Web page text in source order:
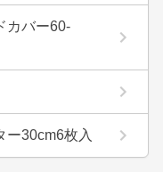
カバー60-
ー30cm6枚入